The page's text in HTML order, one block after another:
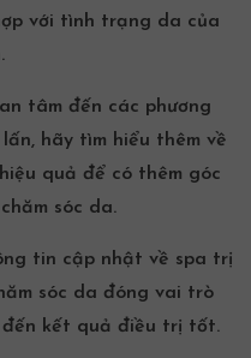
với tình trạng da của
tâm đến các phương
lấn, hãy tìm hiểu thêm về
quả để có thêm góc
chăm sóc da.
tin cập nhật về spa trị
sóc da đóng vai trò
kết quả điều trị tốt.